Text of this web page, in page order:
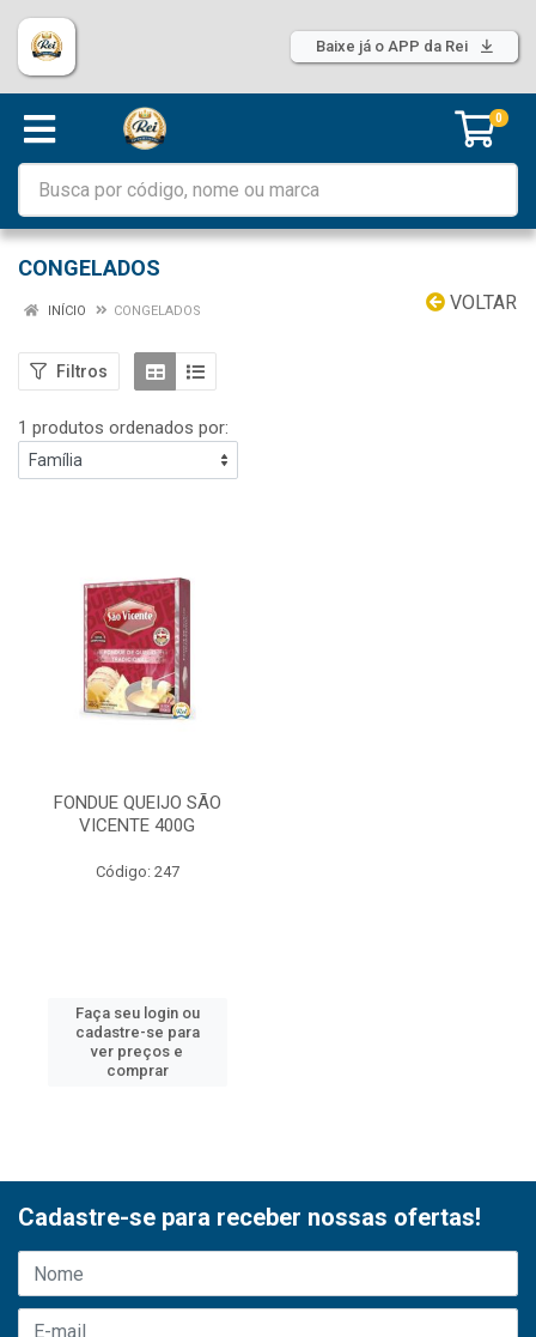
Baixe já o APP da Rei
0
CONGELADOS
VOLTAR
INÍCIO CONGELADOS
Filtros
1 produtos ordenados por:
FONDUE QUEIJO SÃO
VICENTE 400G
Código: 247
Faça seu login ou
cadastre-se para
ver preços e
comprar
Cadastre-se para receber nossas ofertas!